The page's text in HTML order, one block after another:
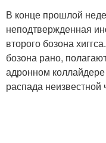
В конце прошлой
неподтвержденная
второго бозона
бозона рано,
адронном
распада неизвестной